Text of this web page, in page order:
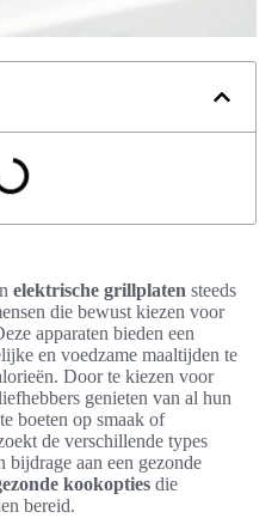
elektrische grillplaten steeds
die bewust kiezen voor
apparaten bieden een
en voedzame maaltijden te
Door te kiezen voor
genieten van al hun
boeten op smaak of
de verschillende types
bijdrage aan een gezonde
kookopties die
bereid.